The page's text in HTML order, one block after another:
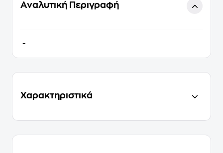
Αναλυτική Περιγραφή
-
Χαρακτηριστικά